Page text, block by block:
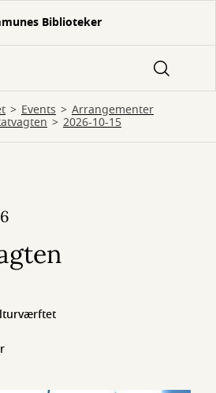
Biblioteker
Events Arrangementer
2026-10-15